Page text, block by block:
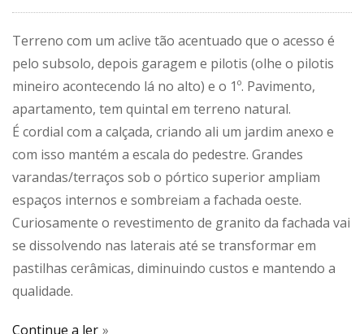
Terreno com um aclive tão acentuado que o acesso é
pelo subsolo, depois garagem e pilotis (olhe o pilotis
mineiro acontecendo lá no alto) e o 1º. Pavimento,
apartamento, tem quintal em terreno natural.
É cordial com a calçada, criando ali um jardim anexo e
com isso mantém a escala do pedestre. Grandes
varandas/terraços sob o pórtico superior ampliam
espaços internos e sombreiam a fachada oeste.
Curiosamente o revestimento de granito da fachada vai
se dissolvendo nas laterais até se transformar em
pastilhas cerâmicas, diminuindo custos e mantendo a
qualidade.
Continue a ler